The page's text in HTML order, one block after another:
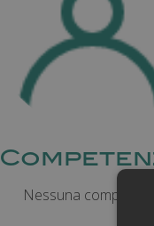
Nessuna competenza